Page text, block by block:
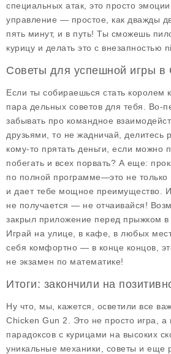
специальных атак, это просто
управление — простое, как дважды
пять минут, и в путь! Ты сможешь
курицу и делать это с внезапностью
Советы для успешной игры в
Если ты собираешься стать королем
пара дельных советов для тебя. Во-
забывать про командное
друзьями, то не жадничай, делитесь
кому-то прятать деньги, если можно
побегать и всех порвать? А еще:
по полной программе—это не только
и дает тебе мощное преимущество.
не получается — не отчаивайся!
закрыл приложение перед прыжком в
Играй на улице, в кафе, в любых
себя комфортно — в конце концов,
не экзамен по математике!
Итоги: закончили на
Ну что, мы, кажется, осветили все
Chicken Gun 2. Это не просто игра, а
парадоксов с курицами на высоких
уникальные механики, советы и еще